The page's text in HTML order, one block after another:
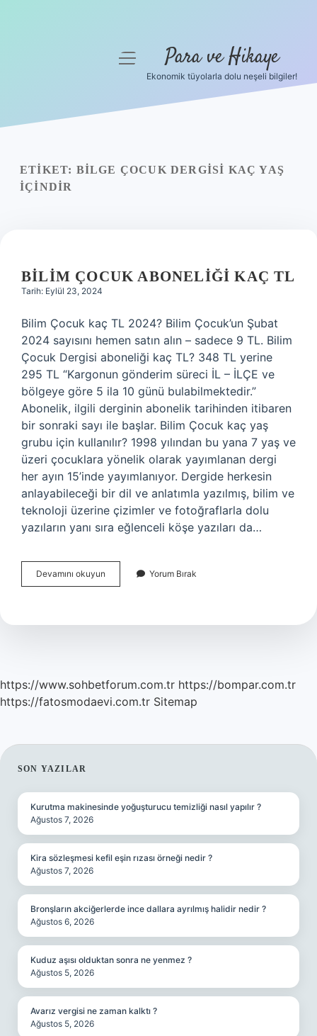
Yasal Uyarı
menüyü
Para ve Hikaye
Ekonomik tüyolarla dolu neşeli bilgiler!
ETIKET: BILGE ÇOCUK DERGISI KAÇ YAŞ
IÇINDIR
BILIM ÇOCUK ABONELIĞI KAÇ TL
Tarih: Eylül 23, 2024
Bilim Çocuk kaç TL 2024? Bilim Çocuk’un Şubat
2024 sayısını hemen satın alın – sadece 9 TL. Bilim
Çocuk Dergisi aboneliği kaç TL? 348 TL yerine
295 TL “Kargonun gönderim süreci İL – İLÇE ve
bölgeye göre 5 ila 10 günü bulabilmektedir.”
Abonelik, ilgili derginin abonelik tarihinden itibaren
bir sonraki sayı ile başlar. Bilim Çocuk kaç yaş
grubu için kullanılır? 1998 yılından bu yana 7 yaş ve
üzeri çocuklara yönelik olarak yayımlanan dergi
her ayın 15’inde yayımlanıyor. Dergide herkesin
anlayabileceği bir dil ve anlatımla yazılmış, bilim ve
teknoloji üzerine çizimler ve fotoğraflarla dolu
yazıların yanı sıra eğlenceli köşe yazıları da…
Devamını okuyun
Çocuk
Tl
Yorum Bırak
https://www.sohbetforum.com.tr https://bompar.com.tr
https://fatosmodaevi.com.tr Sitemap
SIDEBAR
SON YAZILAR
Kurutma makinesinde yoğuşturucu temizliği nasıl yapılır ?
Ağustos 7, 2026
Kira sözleşmesi kefil eşin rızası örneği nedir ?
Ağustos 7, 2026
Bronşların akciğerlerde ince dallara ayrılmış halidir nedir ?
Ağustos 6, 2026
Kuduz aşısı olduktan sonra ne yenmez ?
Ağustos 5, 2026
Avarız vergisi ne zaman kalktı ?
Ağustos 5, 2026